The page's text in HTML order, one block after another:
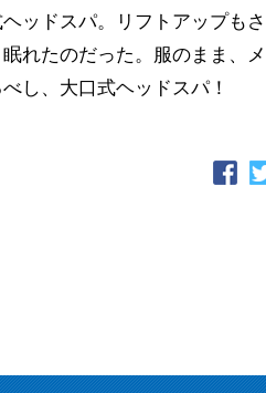
ッドスパ。リフトアップもさ
れたのだった。服のまま、メ
し、大口式ヘッドスパ！